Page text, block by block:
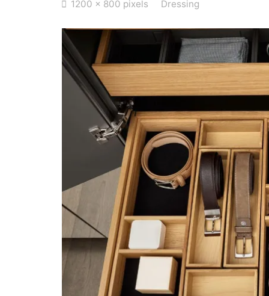
Full1200 × 800 pixels Dressing